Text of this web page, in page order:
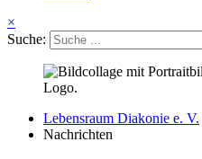
×
Suche:
Lebensraum Diakonie e. V.
Nachrichten